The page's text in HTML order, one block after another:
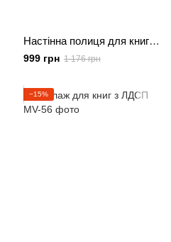
Настінна полиця для книг КОМПЛЕКТ (2 штуки) з ДСП (4 КОЛЬОРИ) 600x600x150 мм
999 грн 1 176 грн
−15%